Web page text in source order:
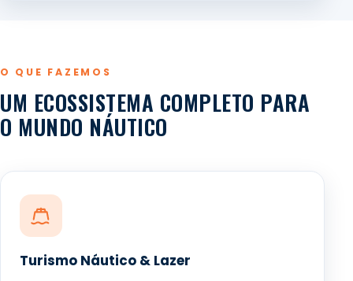
O QUE FAZEMOS
UM ECOSSISTEMA COMPLETO PARA
O MUNDO NÁUTICO
Turismo Náutico & Lazer